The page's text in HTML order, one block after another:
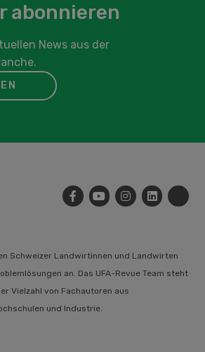
abonnieren
News aus der
Schweizer Landwirtinnen und Landwirten
an. Das UFA-Revue Team steht
Vielzahl von Fachautoren aus
und Industrie.